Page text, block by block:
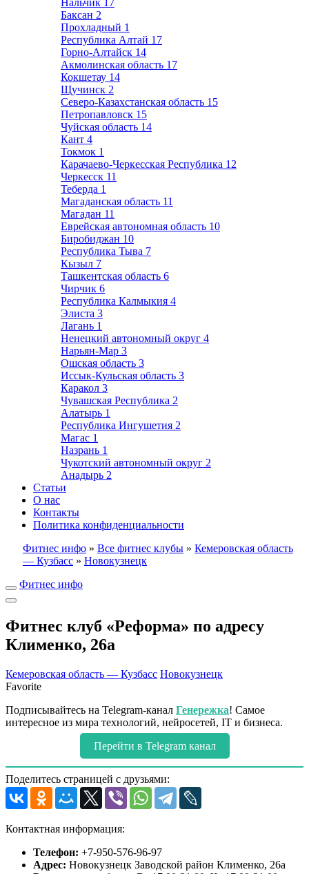
Нальчик 17
Баксан 2
Прохладный 1
Республика Алтай 17
Горно-Алтайск 14
Акмолинская область 17
Кокшетау 14
Щучинск 2
Северо-Казахстанская область 15
Петропавловск 15
Чуйская область 14
Кант 4
Токмок 1
Карачаево-Черкесская Республика 12
Черкесск 11
Теберда 1
Магаданская область 11
Магадан 11
Еврейская автономная область 10
Биробиджан 10
Республика Тыва 7
Кызыл 7
Ташкентская область 6
Чирчик 6
Республика Калмыкия 4
Элиста 3
Лагань 1
Ненецкий автономный округ 4
Нарьян-Мар 3
Ошская область 3
Иссык-Кульская область 3
Каракол 3
Чувашская Республика 2
Алатырь 1
Республика Ингушетия 2
Магас 1
Назрань 1
Чукотский автономный округ 2
Анадырь 2
Статьи
О нас
Контакты
Политика конфиденциальности
Фитнес инфо » Все фитнес клубы » Кемеровская область
— Кузбасс » Новокузнецк
Фитнес инфо
Фитнес клуб «Реформа» по адресу
Клименко, 26а
Кемеровская область — Кузбасс Новокузнецк
Favorite
Подписывайтесь на Telegram-канал Генережка! Самое
интересное из мира технологий, нейросетей, IT и бизнеса.
Перейти в Telegram канал
Поделитесь страницей с друзьями:
Контактная информация:
Телефон: +7-950-576-96-97
Адрес: Новокузнецк Заводской район Клименко, 26а